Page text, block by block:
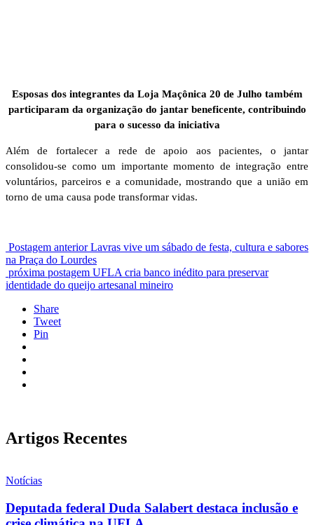
Esposas dos integrantes da Loja Maçônica 20 de Julho também
participaram da organização do jantar beneficente, contribuindo
para o sucesso da iniciativa
Além de fortalecer a rede de apoio aos pacientes, o jantar
consolidou-se como um importante momento de integração entre
voluntários, parceiros e a comunidade, mostrando que a união em
torno de uma causa pode transformar vidas.
Postagem anterior Lavras vive um sábado de festa, cultura e sabores
na Praça do Lourdes
próxima postagem UFLA cria banco inédito para preservar
identidade do queijo artesanal mineiro
Share
Tweet
Pin
Artigos Recentes
Notícias
Deputada federal Duda Salabert destaca inclusão e